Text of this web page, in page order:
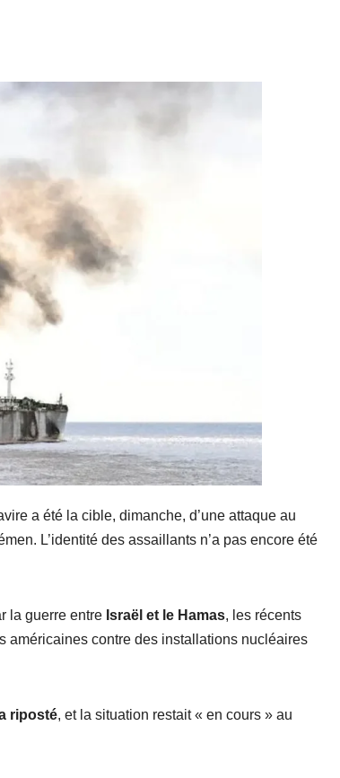
a été la cible, dimanche, d’une attaque au
L’identité des assaillants n’a pas encore été
la guerre entre Israël et le Hamas, les récents
américaines contre des installations nucléaires
riposté, et la situation restait « en cours » au